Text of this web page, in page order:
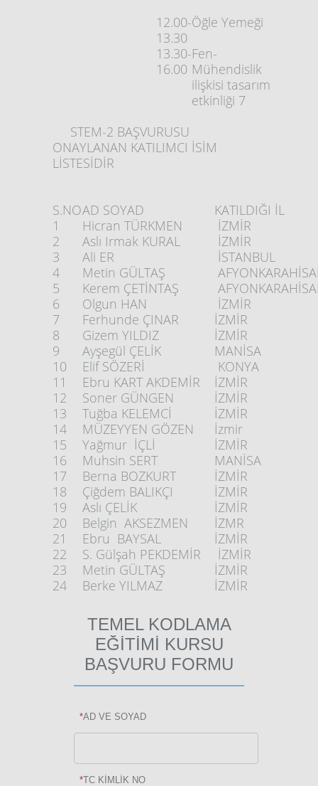
12.00-
13.30
Öğle Yemeği
13.30-
16.00
Fen-
Mühendislik
ilişkisi tasarım
etkinliği 7
STEM-2 BAŞVURUSU
ONAYLANAN KATILIMCI İSİM
LİSTESİDİR
S.NOAD SOYAD
KATILDIĞI İL
1
Hicran TÜRKMEN
İZMİR
2
Aslı Irmak KURAL
İZMİR
3
Ali ER
İSTANBUL
4
Metin GÜLTAŞ
5
Kerem ÇETİNTAŞ
6
Olgun HAN
İZMİR
7
Ferhunde ÇINAR
İZMİR
8
Gizem YILDIZ
İZMİR
9
Ayşegül ÇELİK
MANİSA
10
Elif SÖZERİ
KONYA
11
Ebru KART AKDEMİR
İZMİR
12
Soner GÜNGEN
İZMİR
13
Tuğba KELEMCİ
İZMİR
14
MÜZEYYEN GÖZEN
İzmir
15
Yağmur İÇLİ
İZMİR
16
Muhsin SERT
MANİSA
17
Berna BOZKURT
İZMİR
18
Çiğdem BALIKÇI
İZMİR
19
Aslı ÇELİK
İZMİR
20
Belgin AKSEZMEN
İZMR
21
Ebru BAYSAL
İZMİR
22
S. Gülşah PEKDEMİR
İZMİR
23
Metin GÜLTAŞ
İZMİR
24
Berke YILMAZ İZMİR
TEMEL KODLAMA
EĞİTİMİ KURSU
BAŞVURU FORMU
*AD VE SOYAD
*TC KİMLİK NO